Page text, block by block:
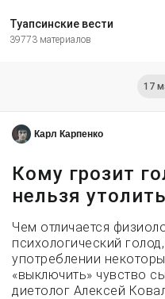
Туапсинские вести
39773 материалов
17
Карл Карпенко
Кому грозит
нельзя
Чем отличается
психологический
употреблении
«выключить» чувство
диетолог Алексей